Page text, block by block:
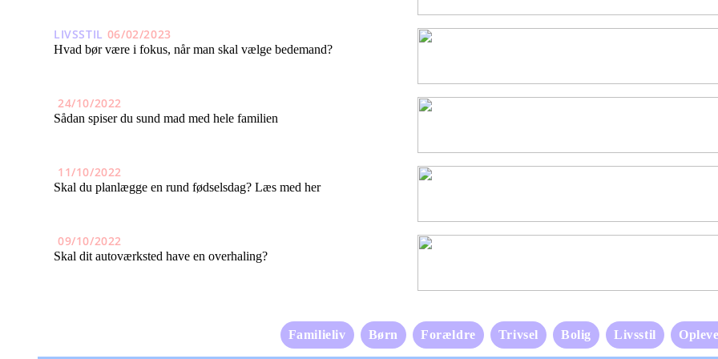
LIVSSTIL 06/02/2023
Hvad bør være i fokus, når man skal vælge bedemand?
24/10/2022
Sådan spiser du sund mad med hele familien
11/10/2022
Skal du planlægge en rund fødselsdag? Læs med her
09/10/2022
Skal dit autoværksted have en overhaling?
Familieliv Børn Forældre Trivsel Bolig Livsstil